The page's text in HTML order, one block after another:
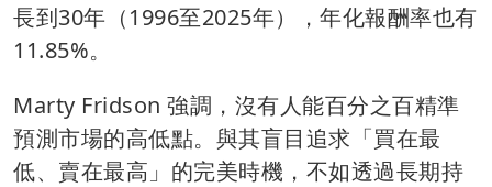
長到30年（1996至2025年），年化報酬率也有
11.85%。
Marty Fridson 強調，沒有人能百分之百精準
預測市場的高低點。與其盲目追求「買在最
低、賣在最高」的完美時機，不如透過長期持